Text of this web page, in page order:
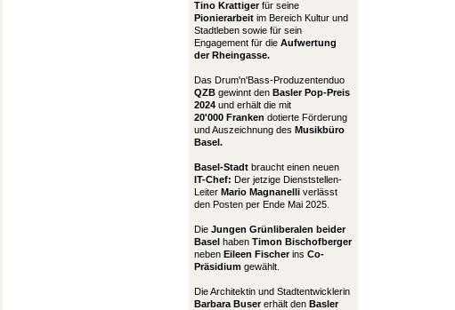
Tino Krattigerfür seine
Pionierarbeit im Bereich Kultur und
Stadtleben sowie für sein
Engagement für die Aufwertung
der Rheingasse.
Das Drum'n'Bass-Produzentenduo
QZB gewinnt den Basler Pop-Preis
2024 und erhält die mit
20'000 Franken dotierte Förderung
und Auszeichnung des Musikbüro
Basel.
Basel-Stadt braucht einen neuen
IT-Chef: Der jetzige Dienststellen-
Leiter Mario Magnanelli verlässt
den Posten per Ende Mai 2025.
Die Jungen Grünliberalen beider
Basel haben Timon Bischofberger
neben Eileen Fischerins Co-
Präsidium gewählt.
Die Architektin und Stadtentwicklerin
Barbara Busererhält den Basler